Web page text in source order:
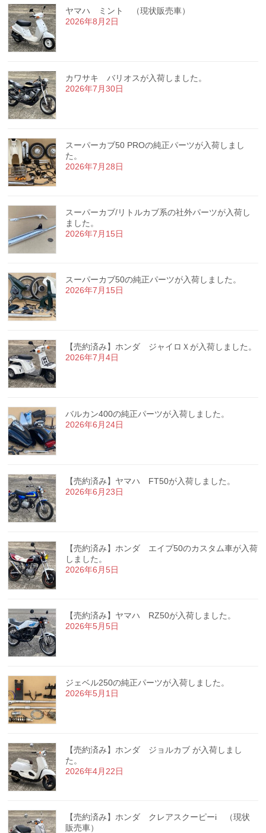
ヤマハ ミント （現状販売車）
2026年8月2日
カワサキ バリオスが入荷しました。
2026年7月30日
スーパーカブ50 PROの純正パーツが入荷しまし
た。
2026年7月28日
スーパーカブ/リトルカブ系の社外パーツが入荷し
ました。
2026年7月15日
スーパーカブ50の純正パーツが入荷しました。
2026年7月15日
【売約済み】ホンダ ジャイロＸが入荷しました。
2026年7月4日
バルカン400の純正パーツが入荷しました。
2026年6月24日
【売約済み】ヤマハ FT50が入荷しました。
2026年6月23日
【売約済み】ホンダ エイプ50のカスタム車が入荷
しました。
2026年6月5日
【売約済み】ヤマハ RZ50が入荷しました。
2026年5月5日
ジェベル250の純正パーツが入荷しました。
2026年5月1日
【売約済み】ホンダ ジョルカブ が入荷しまし
た。
2026年4月22日
【売約済み】ホンダ クレアスクーピーi （現状
販売車）